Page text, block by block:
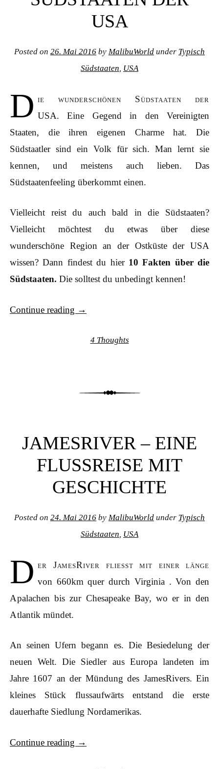
USA
Posted on 26. Mai 2016 by MalibuWorld under Typisch
Südstaaten, USA
D ie wunderschönen Südstaaten der
USA. Eine Gegend in den Vereinigten
Staaten, die ihren eigenen Charme hat. Die
Südstaatler sind ein Volk für sich. Man lernt sie
kennen, und meistens auch lieben. Das
Südstaatenfeeling überkommt einen.
Vielleicht reist du auch bald in die Südstaaten?
Vielleicht möchtest du etwas über diese
wunderschöne Region an der Ostküste der USA
wissen? Dann findest du hier 10 Fakten über die
Südstaaten. Die solltest du unbedingt kennen!
Continue reading →
4 Thoughts
JAMESRIVER – EINE
FLUSSREISE MIT
GESCHICHTE
Posted on 24. Mai 2016 by MalibuWorld under Typisch
Südstaaten, USA
D er JamesRiver fliesst mit einer länge
von 660km quer durch Virginia . Von den
Apalachen bis zur Chesapeake Bay, wo er in den
Atlantik mündet.
An seinen Ufern begann es. Die Besiedelung der
neuen Welt. Die Siedler aus Europa landeten im
Jahre 1607 an der Mündung des JamesRivers. Ein
kleines Stück flussaufwärts entstand die erste
dauerhafte Siedlung Nordamerikas.
Continue reading →